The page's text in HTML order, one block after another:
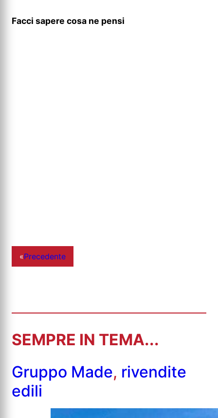
Facci sapere cosa ne pensi
«Precedente
SEMPRE IN TEMA...
Gruppo Made, rivendite
edili